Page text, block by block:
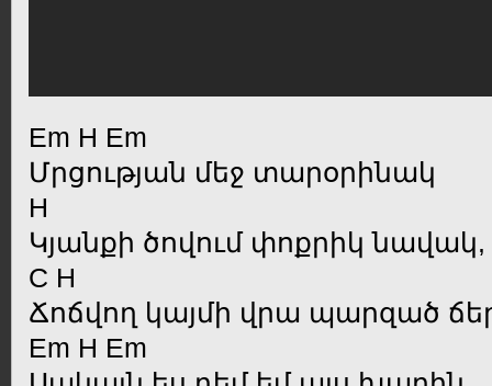
Em H Em
Մրցության մեջ տարօրինակ
H
Կյանքի ծովում փոքրիկ նավակ,
C H
Ճոճվող կայմի վրա պարզած
Em H Em